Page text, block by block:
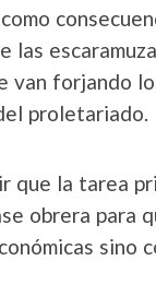
las
van forjando
proletariado.
que la tarea
obrera para